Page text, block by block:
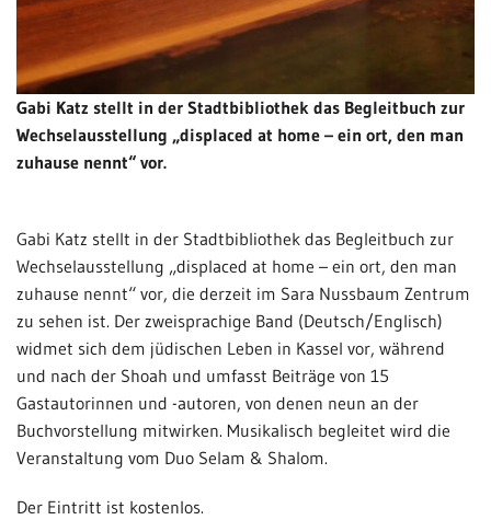
Gabi Katz stellt in der Stadtbibliothek das Begleitbuch zur
Wechselausstellung „displaced at home – ein ort, den man
zuhause nennt“ vor.
Gabi Katz stellt in der Stadtbibliothek das Begleitbuch zur
Wechselausstellung „displaced at home – ein ort, den man
zuhause nennt“ vor, die derzeit im Sara Nussbaum Zentrum
zu sehen ist. Der zweisprachige Band (Deutsch/Englisch)
widmet sich dem jüdischen Leben in Kassel vor, während
und nach der Shoah und umfasst Beiträge von 15
Gastautorinnen und -autoren, von denen neun an der
Buchvorstellung mitwirken. Musikalisch begleitet wird die
Veranstaltung vom Duo Selam & Shalom.
Der Eintritt ist kostenlos.